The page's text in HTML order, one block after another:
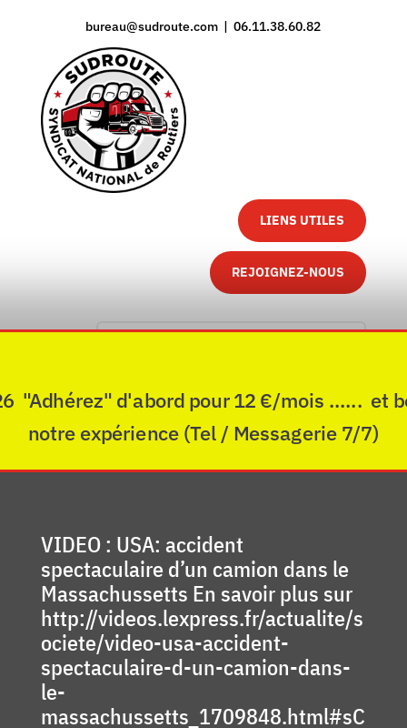
bureau@sudroute.com | 06.11.38.60.82
LIENS UTILES
REJOIGNEZ-NOUS
d'abord pour 12 €/mois ...... et
notre expérience (Tel / Messagerie 7/7)
VIDEO : USA: accident
spectaculaire d’un camion dans le
Massachussetts En savoir plus sur
http://videos.lexpress.fr/actualite/s
ociete/video-usa-accident-
spectaculaire-d-un-camion-dans-
le-
massachussetts_1709848.html#sC